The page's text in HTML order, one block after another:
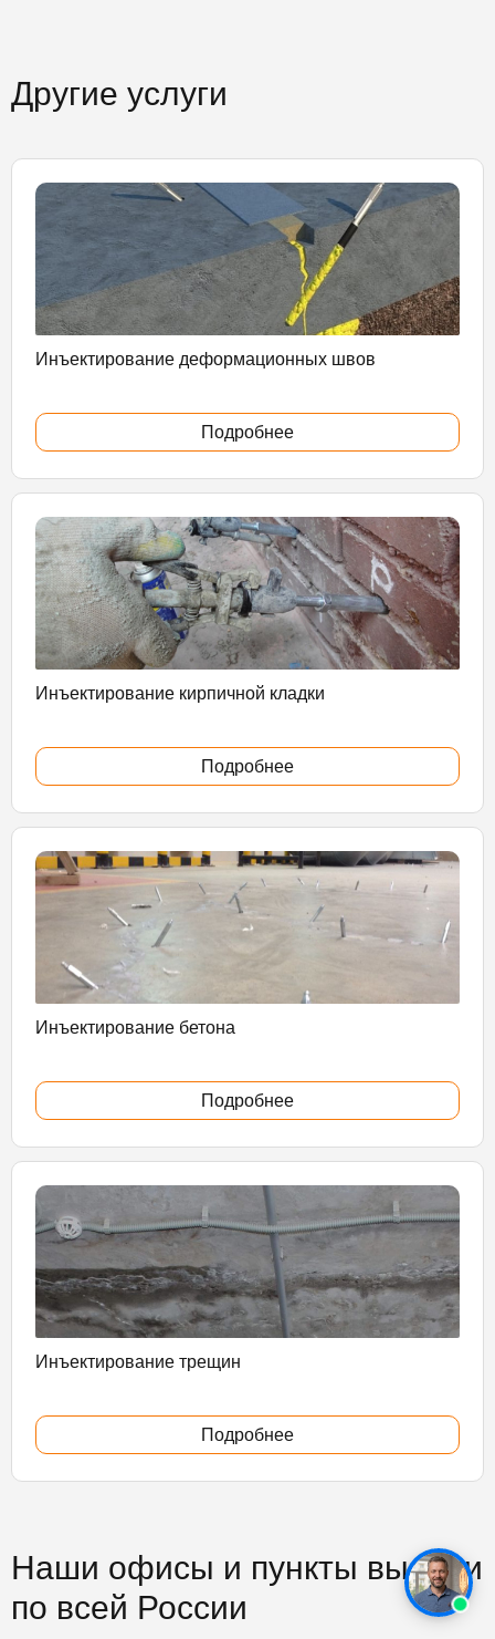
Другие услуги
Инъектирование деформационных швов
Подробнее
Инъектирование кирпичной кладки
Подробнее
Инъектирование бетона
Подробнее
Инъектирование трещин
Подробнее
Наши офисы и пункты выдачи
по всей России